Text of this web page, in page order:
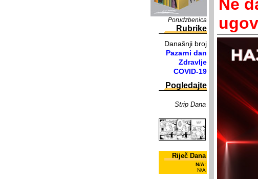
Porudzbenica
Rubrike
Današnji broj
Pazarni dan
Zdravlje
COVID-19
Pogledajte
Strip Dana
Riječ Dana
N/A:
N/A
Ne